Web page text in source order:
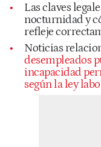
Las claves
nocturnidad y
refleje
Noticias
desempleados
incapacidad
según la ley